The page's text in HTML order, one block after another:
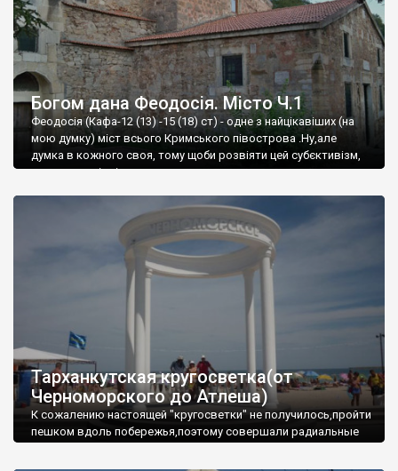
Богом дана Феодосія. Місто Ч.1
Феодосія (Кафа-12 (13) -15 (18) ст) - одне з найцікавіших (на
мою думку) міст всього Кримського півострова .Ну,але
думка в кожного своя, тому щоби розвіяти цей субєктивізм,
запрошую відвідати це
Тарханкутская кругосветка(от
Черноморского до Атлеша)
К сожалению настоящей "кругосветки" не получилось,пройти
пешком вдоль побережья,поэтому совершали радиальные